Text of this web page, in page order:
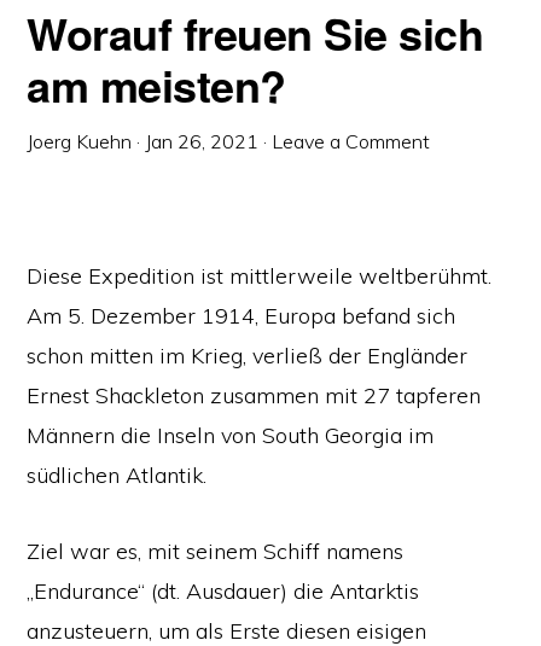
Worauf freuen Sie sich
am meisten?
Joerg Kuehn · Jan 26, 2021 · Leave a Comment
Diese Expedition ist mittlerweile weltberühmt.
Am 5. Dezember 1914, Europa befand sich
schon mitten im Krieg, verließ der Engländer
Ernest Shackleton zusammen mit 27 tapferen
Männern die Inseln von South Georgia im
südlichen Atlantik.
Ziel war es, mit seinem Schiff namens
„Endurance“ (dt. Ausdauer) die Antarktis
anzusteuern, um als Erste diesen eisigen